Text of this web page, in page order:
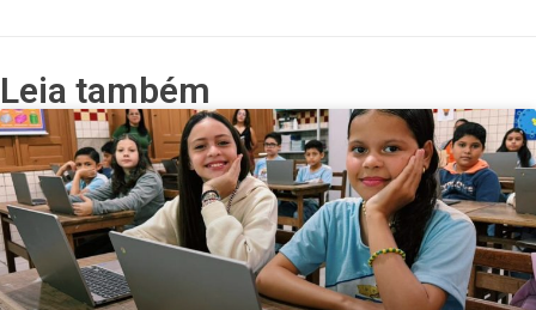
Leia também